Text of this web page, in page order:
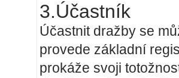
3.Účastník
Účastnit dražby se
provede základní
prokáže svoji